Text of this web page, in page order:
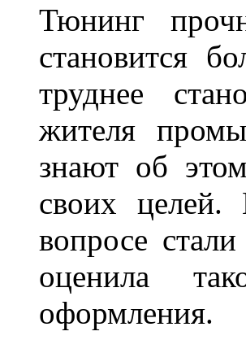
Тюнинг
становится
труднее
жителя
знают об
своих целей.
вопросе
оценила
оформления.